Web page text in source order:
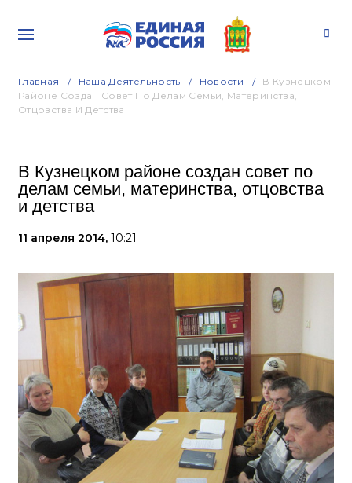
Главная Наша Деятельность Новости
В Кузнецком
Районе Создан Совет По Делам Семьи, Материнства,
Отцовства И Детства
В Кузнецком районе создан совет по
делам семьи, материнства, отцовства
и детства
11 апреля 2014, 10:21